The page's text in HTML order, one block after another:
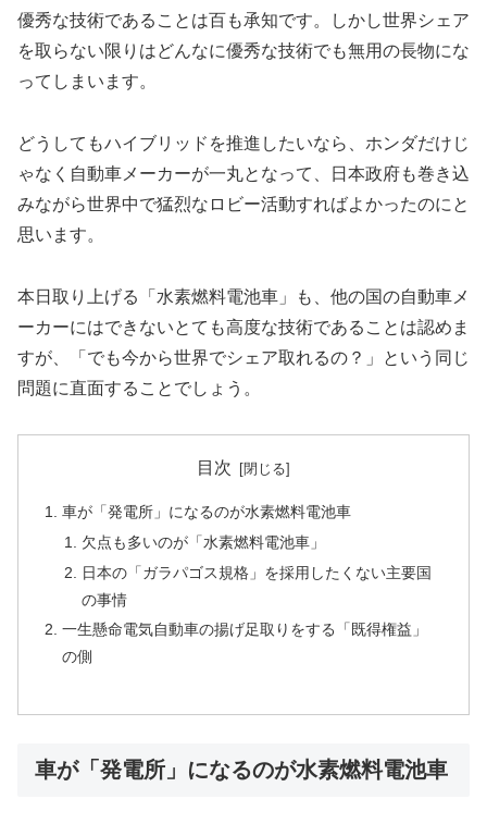
優秀な技術であることは百も承知です。しかし世界シェア
を取らない限りはどんなに優秀な技術でも無用の長物にな
ってしまいます。
どうしてもハイブリッドを推進したいなら、ホンダだけじ
ゃなく自動車メーカーが一丸となって、日本政府も巻き込
みながら世界中で猛烈なロビー活動すればよかったのにと
思います。
本日取り上げる「水素燃料電池車」も、他の国の自動車メ
ーカーにはできないとても高度な技術であることは認めま
すが、「でも今から世界でシェア取れるの？」という同じ
問題に直面することでしょう。
目次
車が「発電所」になるのが水素燃料電池車
欠点も多いのが「水素燃料電池車」
日本の「ガラパゴス規格」を採用したくない主要国
の事情
一生懸命電気自動車の揚げ足取りをする「既得権益」
の側
車が「発電所」になるのが水素燃料電池車